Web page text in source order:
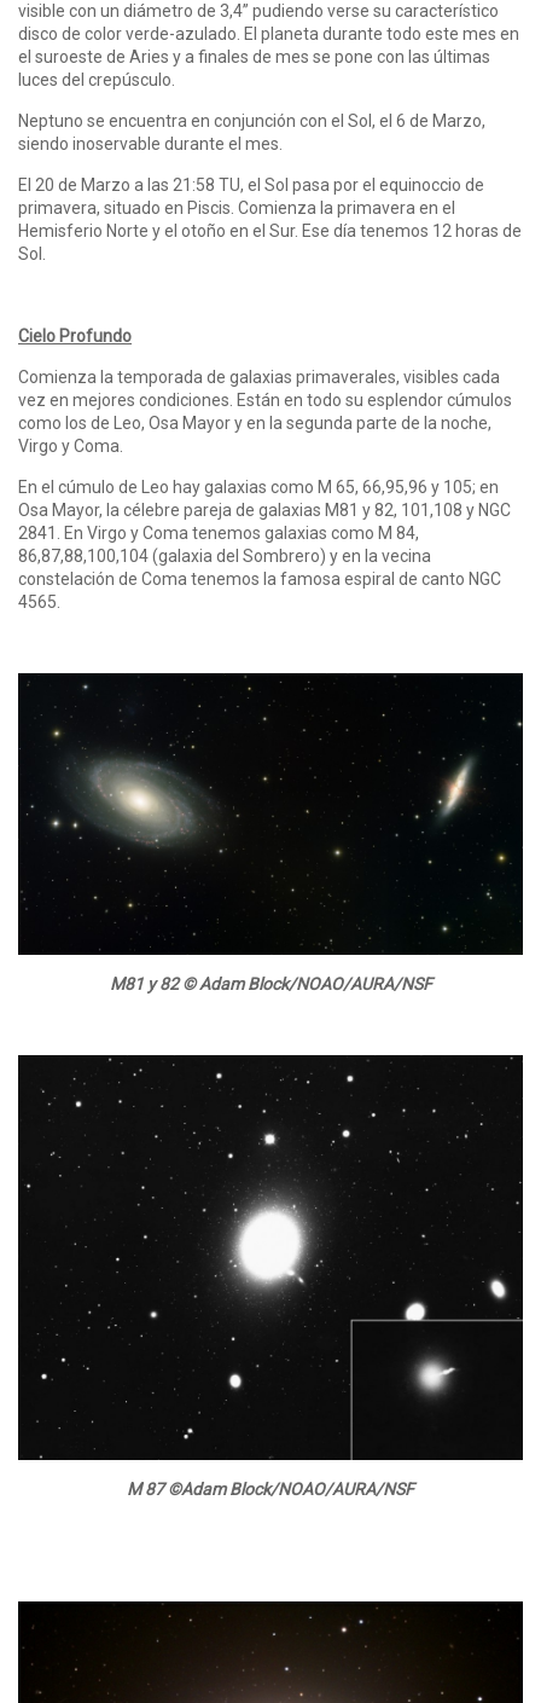
visible con un diámetro de 3,4” pudiendo verse su característico
disco de color verde-azulado. El planeta durante todo este mes en
el suroeste de Aries y a finales de mes se pone con las últimas
luces del crepúsculo.
Neptuno se encuentra en conjunción con el Sol, el 6 de Marzo,
siendo inoservable durante el mes.
El 20 de Marzo a las 21:58 TU, el Sol pasa por el equinoccio de
primavera, situado en Piscis. Comienza la primavera en el
Hemisferio Norte y el otoño en el Sur. Ese día tenemos 12 horas de
Sol.
Cielo Profundo
Comienza la temporada de galaxias primaverales, visibles cada
vez en mejores condiciones. Están en todo su esplendor cúmulos
como los de Leo, Osa Mayor y en la segunda parte de la noche,
Virgo y Coma.
En el cúmulo de Leo hay galaxias como M 65, 66,95,96 y 105; en
Osa Mayor, la célebre pareja de galaxias M81 y 82, 101,108 y NGC
2841. En Virgo y Coma tenemos galaxias como M 84,
86,87,88,100,104 (galaxia del Sombrero) y en la vecina
constelación de Coma tenemos la famosa espiral de canto NGC
4565.
M81 y 82 © Adam Block/NOAO/AURA/NSF
M 87 ©Adam Block/NOAO/AURA/NSF